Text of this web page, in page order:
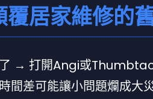
居家維修的
了 → 打開Angi或
差可能讓小問題爛成大